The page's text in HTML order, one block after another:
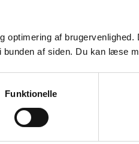
optimering af
af siden. Du kan læse
Funktionelle